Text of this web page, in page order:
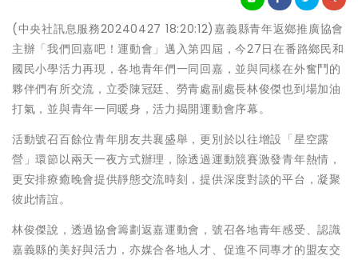
(中央社訊息服務20240427 18:20:12)嘉義縣青年返鄉推廣協會
主辦「我們回嘉吧！運動會」邁入第四屆，今27日在番路鄉民和
國民小學活力再現，各地青年們一同回嘉，並與同樣在外奮鬥的
夥伴們有所交流，立委陳冠廷、勞青處副處長林俊傑也到場加油
打氣，並與青年一同暖身，活力揭開運動會序幕。
活動號召百餘位青年朋友共襄盛舉，更別於以往增設「星空露
營」環節以兩天一夜方式辦理，除透過運動競賽激發青年熱情，
更安排療癒晚會提供靜態交流時刻，提供深度對談的平台，凝聚
彼此情誼。
林俊傑說，透過協會籌劃返嘉運動會，號召各地青年感受、認識
嘉義縣的美好與活力，亦媒合各地人才、促進不同專才的盟友交